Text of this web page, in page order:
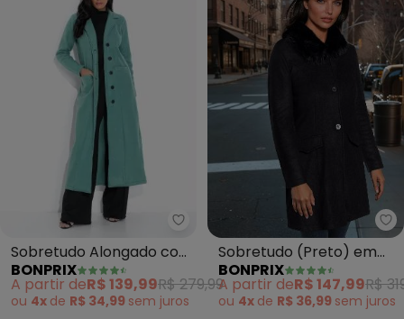
bonprix - Sobretudo Alongado
Sobretudo Alongado com
Botões (Verde)
BONPRIX
A partir deR$ 139,99R$ 279,99
ou 4x de R$ 34,99 sem juros
Sobretudo (Preto) em
Malha Plush
BONPRIX
A partir deR$ 147,99R$
ou 4x de R$ 36,99 sem juros